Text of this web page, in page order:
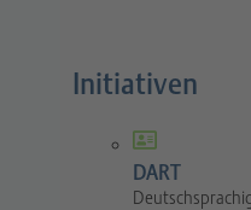
Initiativen
DART